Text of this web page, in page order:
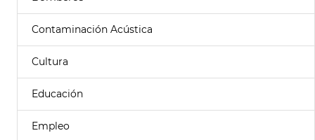
Contaminación Acústica
Cultura
Educación
Empleo